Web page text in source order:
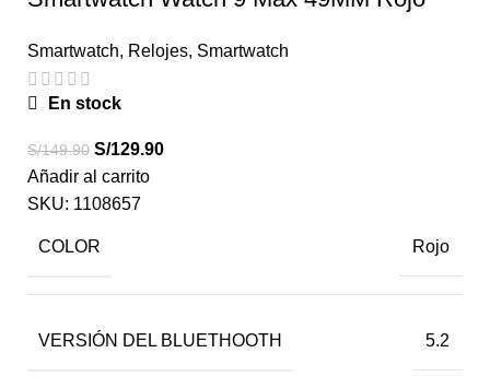
Smartwatch, Relojes, Smartwatch
En stock
S/149.90 S/129.90
Añadir al carrito
SKU: 1108657
COLOR Rojo
VERSIÓN DEL BLUETHOOTH 5.2